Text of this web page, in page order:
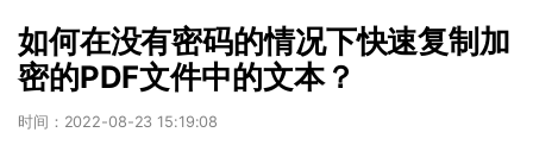
关于万兴
加入我们
万兴PDF Windows版
万兴PDF Mac版
PDF新功能
PDF编辑器
商业合作
学校&教育
帮助中心
如何在没有密码的情况下快速复制加
密的PDF文件中的文本？
时间：2022-08-23 15:19:08